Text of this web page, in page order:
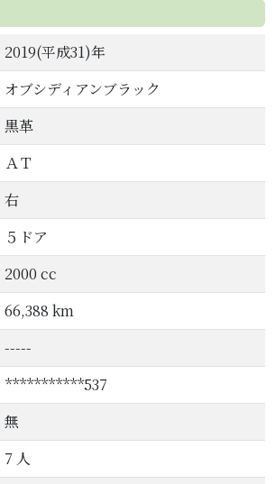
2019(平成31)年
オブシディアンブラック
黒革
ＡＴ
右
５ドア
2000 cc
66,388 km
-----
***********537
無
7 人